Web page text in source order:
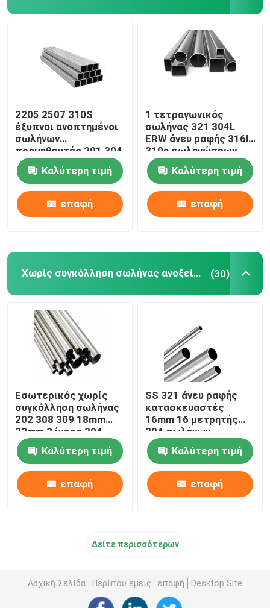
2205 2507 310S
έξυπνοι ανοπτημένοι
σωλήνων
προμηθευτές 201 304
304L 316 316L
σωληνώσεων
ανοξείδωτου
τετραγωνικοί
Καλύτερη τιμή
επαφή
1 τετραγωνικός
σωλήνας 321 304L
ERW άνευ ραφής 316l
310s σωληνώσεων
ανοξείδωτου ίντσας
0,4 χιλ.Καλύτερη τιμή
επαφή
Χωρίς συγκόλληση σωλήνας ανοξείδωτου (30)
Εσωτερικός χωρίς
συγκόλληση σωλήνας
202 308 309 18mm
22mm 2 ίντσα 304
ανοξείδωτου
σωλήνας Inox
Καλύτερη τιμή
επαφή
SS 321 άνευ ραφής
κατασκευαστές
16mm 16 μετρητής
304 σωλήνων
σωλήνων
ανοξείδωτου
ανταλλάκτης
θερμότητας
Καλύτερη τιμή
επαφή
Δείτε περισσότερων
Αρχική Σελίδα Περίπου εμείς επαφή Desktop Site